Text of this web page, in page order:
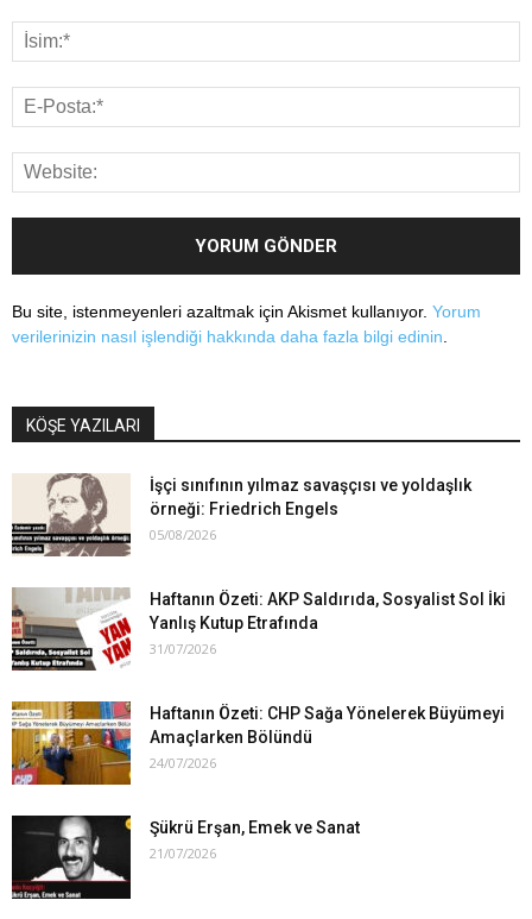
Bu site, istenmeyenleri azaltmak için Akismet kullanıyor. Yorum
verilerinizin nasıl işlendiği hakkında daha fazla bilgi edinin
KÖŞE YAZILARI
İşçi sınıfının yılmaz savaşçısı ve yoldaşlık
örneği: Friedrich Engels
05/08/2026
Haftanın Özeti: AKP Saldırıda, Sosyalist Sol İki
Yanlış Kutup Etrafında
31/07/2026
Haftanın Özeti: CHP Sağa Yönelerek Büyümeyi
Amaçlarken Bölündü
24/07/2026
Şükrü Erşan, Emek ve Sanat
21/07/2026